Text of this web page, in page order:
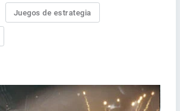
Juegos de estrategia